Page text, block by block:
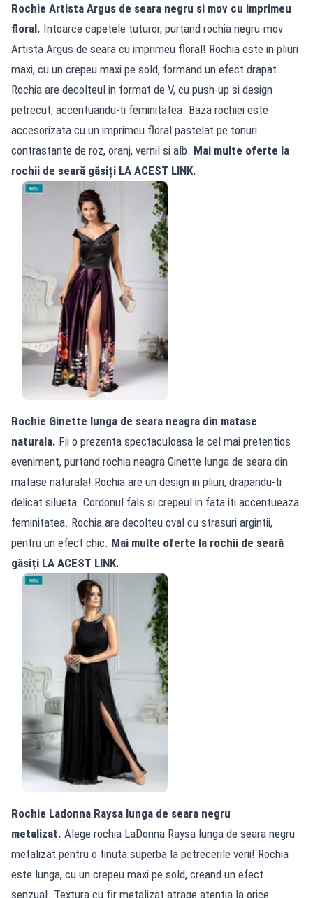
Rochie Artista Argus de seara negru si mov cu imprimeu
floral. Intoarce capetele tuturor, purtand rochia negru-mov
Artista Argus de seara cu imprimeu floral! Rochia este in pliuri
maxi, cu un crepeu maxi pe sold, formand un efect drapat.
Rochia are decolteul in format de V, cu push-up si design
petrecut, accentuandu-ti feminitatea. Baza rochiei este
accesorizata cu un imprimeu floral pastelat pe tonuri
contrastante de roz, oranj, vernil si alb. Mai multe oferte la
rochii de seară găsiți LA ACEST LINK.
Rochie Ginette lunga de seara neagra din matase
naturala. Fii o prezenta spectaculoasa la cel mai pretentios
eveniment, purtand rochia neagra Ginette lunga de seara din
matase naturala! Rochia are un design in pliuri, drapandu-ti
delicat silueta. Cordonul fals si crepeul in fata iti accentueaza
feminitatea. Rochia are decolteu oval cu strasuri argintii,
pentru un efect chic. Mai multe oferte la rochii de seară
găsiți LA ACEST LINK.
Rochie Ladonna Raysa lunga de seara negru
metalizat. Alege rochia LaDonna Raysa lunga de seara negru
metalizat pentru o tinuta superba la petrecerile verii! Rochia
este lunga, cu un crepeu maxi pe sold, creand un efect
senzual. Textura cu fir metalizat atrage atentia la orice